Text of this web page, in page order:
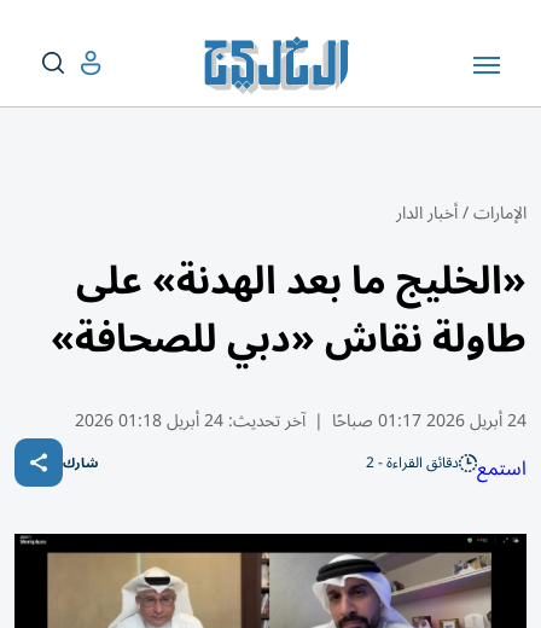
الإمارات/أخبار الدار
«الخليج ما بعد الهدنة» على
طاولة نقاش «دبي للصحافة»
24 أبريل 2026 01:17 صباحًا | آخر تحديث:24 أبريل 01:18 2026
استمع دقائق القراءة - 2 شارك